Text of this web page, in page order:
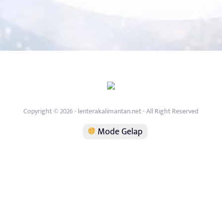
Copyright © 2026 - lenterakalimantan.net - All Right Reserved
Mode Gelap